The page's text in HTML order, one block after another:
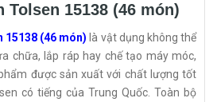
Tolsen 15138 (46 món)
15138 (46 món) là vật dụng không thể
chữa, lắp ráp hay chế tạo máy móc,
được sản xuất với chất lượng tốt
có tiếng của Trung Quốc. Toàn bộ